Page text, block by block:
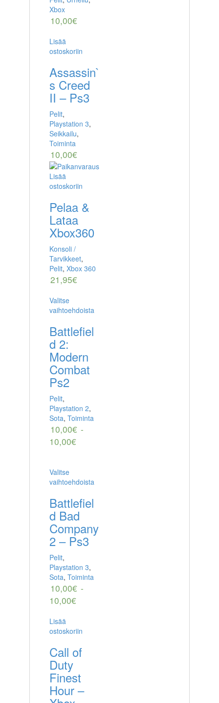
Xbox
10,00€
Lisää
ostoskoriin
Assassin`
s Creed
II – Ps3
Pelit,
Playstation 3,
Seikkailu,
Toiminta
10,00€
Lisää
ostoskoriin
Pelaa &
Lataa
Xbox360
Konsoli /
Tarvikkeet,
Pelit, Xbox 360
21,95€
Valitse
vaihtoehdoista
Battlefiel
d 2:
Modern
Combat
Ps2
Pelit,
Playstation 2,
Sota, Toiminta
10,00€ -
10,00€
Valitse
vaihtoehdoista
Battlefiel
d Bad
Company
2 – Ps3
Pelit,
Playstation 3,
Sota, Toiminta
10,00€ -
10,00€
Lisää
ostoskoriin
Call of
Duty
Finest
Hour –